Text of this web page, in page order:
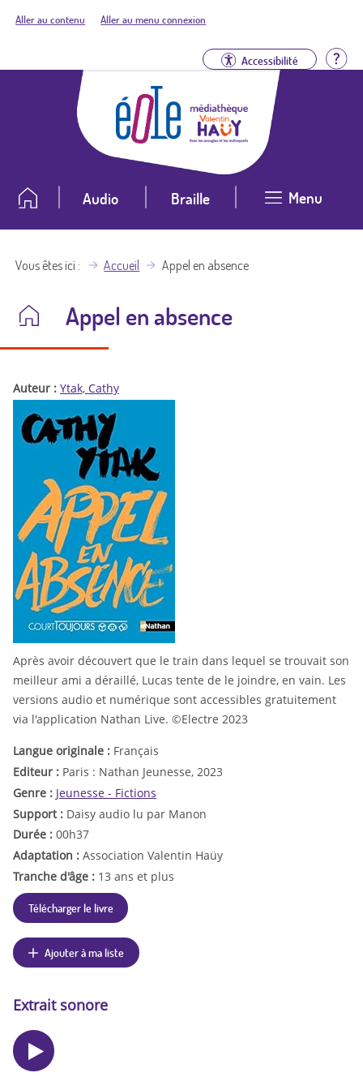
Aller au contenu Aller au menu connexion
Accessibilité
Audio Braille Menu
Vous êtes ici Accueil Appel en absence
Appel en absence
Auteur : Ytak, Cathy
Après avoir découvert que le train dans lequel se trouvait son
meilleur ami a déraillé, Lucas tente de le joindre, en vain. Les
versions audio et numérique sont accessibles gratuitement
via l'application Nathan Live. ©Electre 2023
Langue originale : Français
Editeur : Paris : Nathan Jeunesse, 2023
Genre : Jeunesse - Fictions
Support : Daisy audio lu par Manon
Durée : 00h37
Adaptation : Association Valentin Haüy
Tranche d'âge : 13 ans et plus
Télécharger le livre
Ajouter à ma liste
Extrait sonore